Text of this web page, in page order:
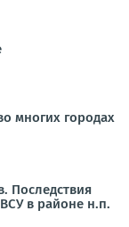
многих городах
Последствия
в районе н.п.